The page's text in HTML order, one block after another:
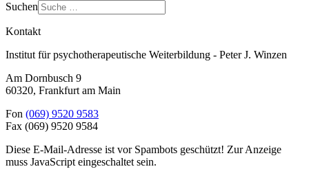
Suchen
Kontakt
Institut für psychotherapeutische Weiterbildung - Peter J. Winzen
Am Dornbusch 9
60320, Frankfurt am Main
Fon (069) 9520 9583
Fax (069) 9520 9584
Diese E-Mail-Adresse ist vor Spambots geschützt! Zur Anzeige
muss JavaScript eingeschaltet sein.